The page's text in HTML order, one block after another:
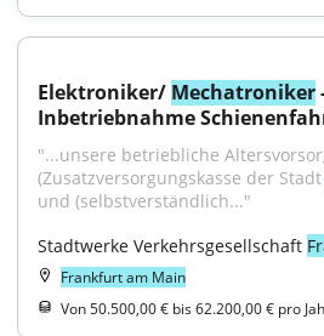
Elektroniker/ Mechatroniker
Inbetriebnahme
"...unsere betriebliche
(Zusatzversorgungskasse der Stadt
und (selbstverständlich..."
Stadtwerke Verkehrsgesellschaft
Frankfurt am Main
Von 50.500,00 € bis 62.200,00 € pro